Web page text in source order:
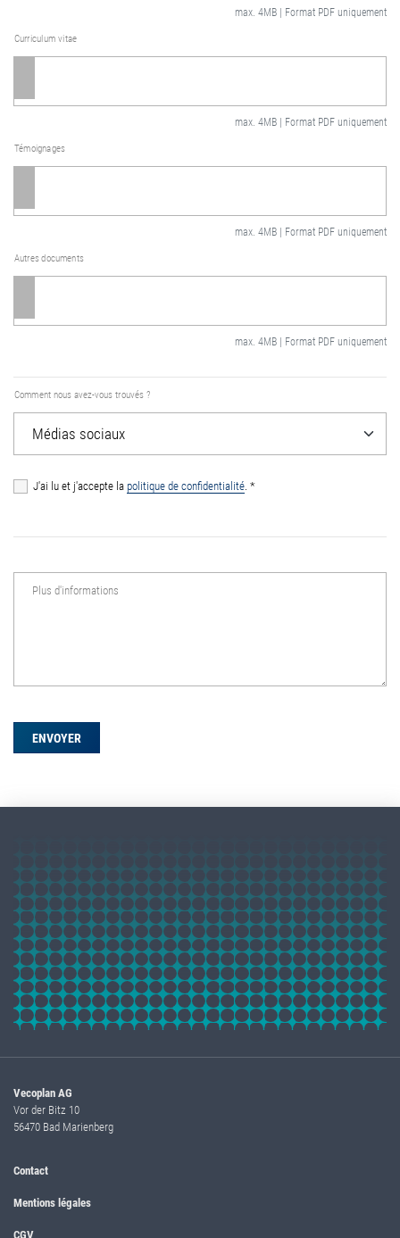
max. 4MB | Format PDF uniquement
Curriculum vitae
max. 4MB | Format PDF uniquement
Témoignages
max. 4MB | Format PDF uniquement
Autres documents
max. 4MB | Format PDF uniquement
Comment nous avez-vous trouvés ?
J'ai lu et j'accepte la politique de confidentialité.*
Plus d'informations
Vecoplan AG
Vor der Bitz 10
56470 Bad Marienberg
Contact
Mentions légales
CGV